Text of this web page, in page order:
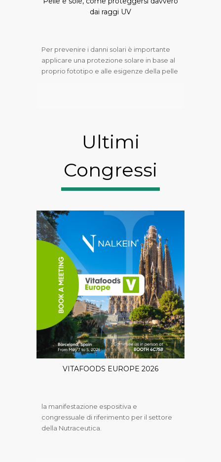
dai raggi UV
Per prevenire i danni solari è importante
applicare una protezione solare in base al
proprio fototipo e alle esigenze della pelle
Ultimi
Congressi
VITAFOODS EUROPE 2026
la manifestazione espositiva e
congressuale di riferimento per il settore
della Nutraceutica.